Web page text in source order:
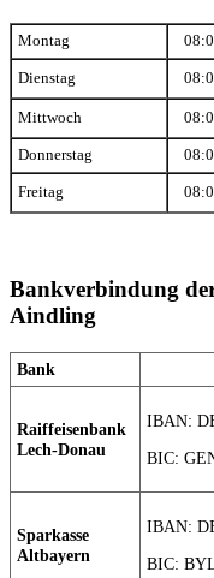
Montag
Dienstag
Mittwoch
Donnerstag
Freitag
Bankverbindung
Aindling
Bank
Raiffeisenbank
Lech-Donau
IBAN:
BIC:
Sparkasse
Altbayern
IBAN:
BIC: